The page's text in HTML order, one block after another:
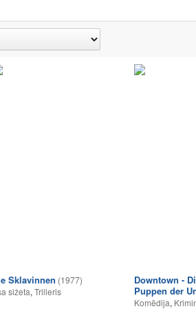
Sklavinnen (1977)
sižeta, Trilleris
Downtown -
Puppen der
Komēdija,